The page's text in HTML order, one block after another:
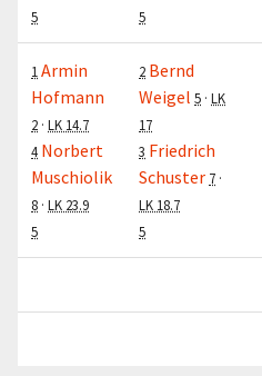
5
5
1 Armin
Hofmann
2 · LK 14.7
4 Norbert
Muschiolik
8 · LK 23.9
5
2 Bernd
Weigel 5 · LK
17
3 Friedrich
Schuster 7 ·
LK 18.7
5